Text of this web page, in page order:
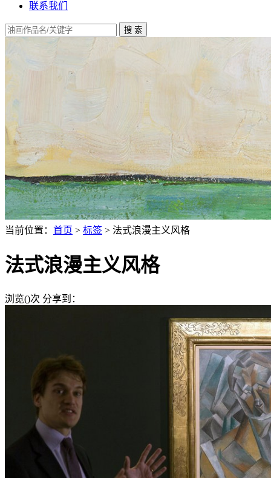
联系我们
当前位置： 首页 > 标签 > 法式浪漫主义风格
法式浪漫主义风格
浏览()次 分享到：